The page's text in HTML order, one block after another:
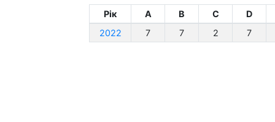
Рік A B C
D
2022
7 7 2 7